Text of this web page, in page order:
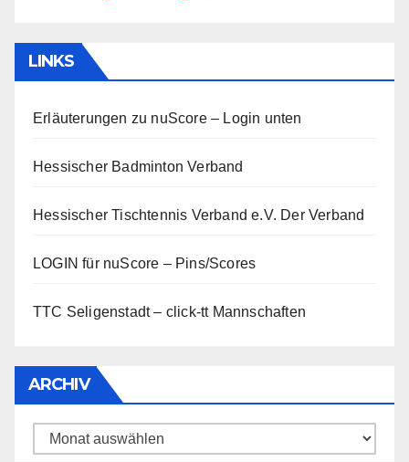
LINKS
Erläuterungen zu nuScore– Login unten
Hessischer Badminton Verband
Hessischer Tischtennis Verband e.V. Der Verband
LOGIN für nuScore – Pins/Scores
TTC Seligenstadt – click-tt Mannschaften
ARCHIV
Archiv